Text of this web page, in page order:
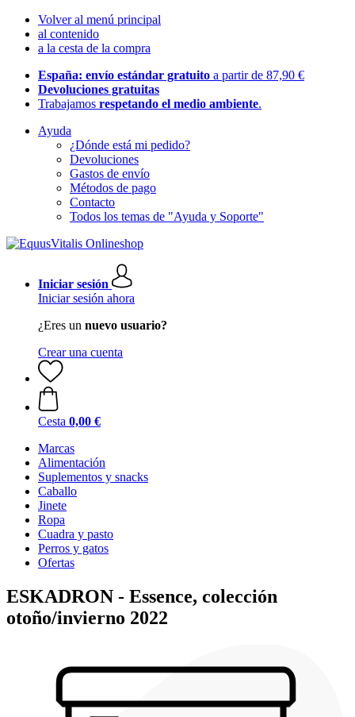
Volver al menú principal
al contenido
a la cesta de la compra
España: envío estándar gratuito a partir de 87,90 €
Devoluciones gratuitas
Trabajamos respetando el medio ambiente.
Ayuda
¿Dónde está mi pedido?
Devoluciones
Gastos de envío
Métodos de pago
Contacto
Todos los temas de "Ayuda y Soporte"
Iniciar sesión
Iniciar sesión ahora
¿Eres un nuevo usuario?
Crear una cuenta
Cesta 0,00 €
Marcas
Alimentación
Suplementos y snacks
Caballo
Jinete
Ropa
Cuadra y pasto
Perros y gatos
Ofertas
ESKADRON - Essence, colección
otoño/invierno 2022